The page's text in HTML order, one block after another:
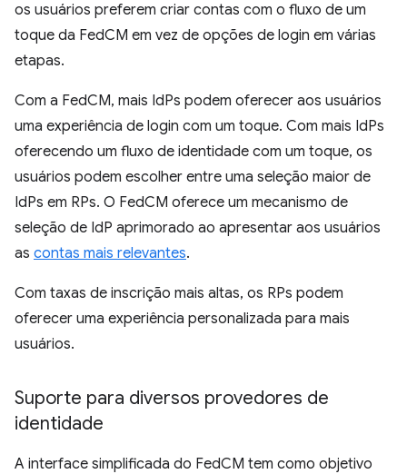
os usuários preferem criar contas com o fluxo de um
toque da FedCM em vez de opções de login em várias
etapas.
Com a FedCM, mais IdPs podem oferecer aos usuários
uma experiência de login com um toque. Com mais IdPs
oferecendo um fluxo de identidade com um toque, os
usuários podem escolher entre uma seleção maior de
IdPs em RPs. O FedCM oferece um mecanismo de
seleção de IdP aprimorado ao apresentar aos usuários
as contas mais relevantes.
Com taxas de inscrição mais altas, os RPs podem
oferecer uma experiência personalizada para mais
usuários.
Suporte para diversos provedores de
identidade
A interface simplificada do FedCM tem como objetivo